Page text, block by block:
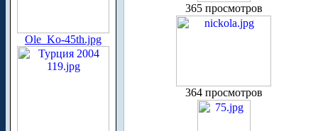
Ole_Ko-45th.jpg
365 просмотров
364 просмотров